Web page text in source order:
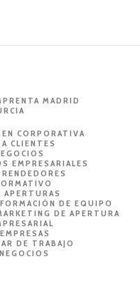
MADRID
CORPORATIVA
CLIENTES
EMPRESARIALES
FORMACIÓN DE EQUIPO
DE APERTURA
DE TRABAJO